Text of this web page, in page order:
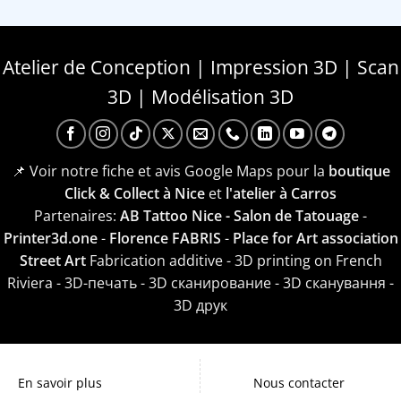
Atelier de Conception | Impression 3D | Scan
3D | Modélisation 3D
📌 Voir notre fiche et avis Google Maps pour la boutique
Click & Collect à Nice et l'atelier à Carros
Partenaires: AB Tattoo Nice - Salon de Tatouage-
Printer3d.one- Florence FABRIS - Place for Art association
Street ArtFabrication additive - 3D printing on French
Riviera - 3D-печать - 3D сканирование - 3D сканування -
3D друк
En savoir plus
Nous contacter